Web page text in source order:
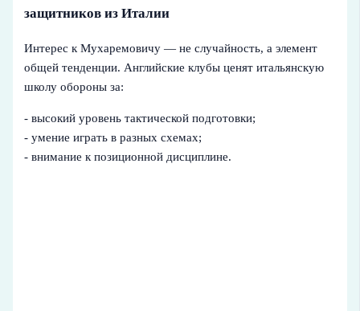
защитников из Италии
Интерес к Мухаремовичу — не случайность, а элемент
общей тенденции. Английские клубы ценят итальянскую
школу обороны за:
- высокий уровень тактической подготовки;
- умение играть в разных схемах;
- внимание к позиционной дисциплине.